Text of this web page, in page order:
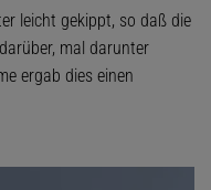
leicht gekippt, so daß die
mal darunter
ergab dies einen